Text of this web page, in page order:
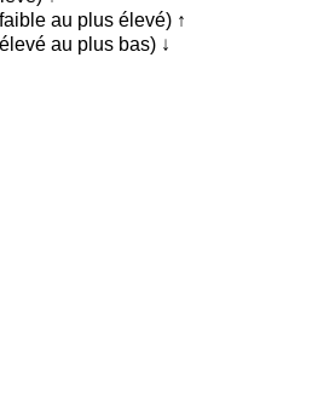
au plus élevé) ↑
au plus bas) ↓